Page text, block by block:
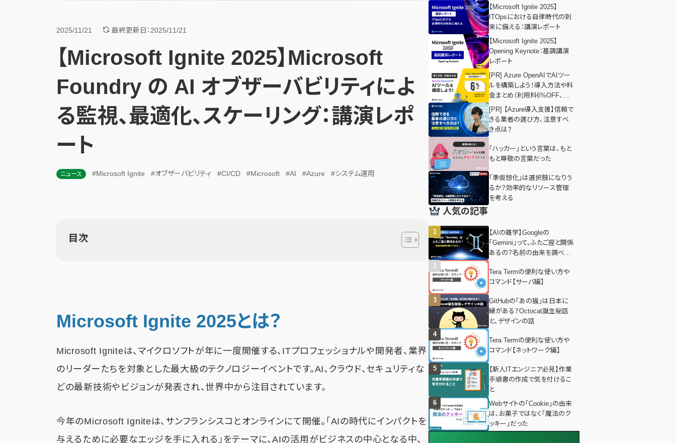
2025/11/21 最終更新日：2025/11/21
【Microsoft Ignite 2025】Microsoft
Foundry の AI オブザーバビリティによ
る監視、最適化、スケーリング：講演レポ
ート
ニュース #Microsoft Ignite #オブザーバビリティ #CI/CD #Microsoft #AI #Azure #システム運用
目次
Microsoft Ignite 2025とは？
Microsoft Igniteは、マイクロソフトが年に一度開催する、ITプロフェッショナルや開発者、業界
のリーダーたちを対象とした最大級のテクノロジーイベントです。AI、クラウド、セキュリティな
どの最新技術やビジョンが発表され、世界中から注目されています。
今年のMicrosoft Igniteは、サンフランシスコとオンラインにて開催。「AIの時代にインパクトを
与えるために必要なエッジを手に入れる」をテーマに、AIの活用がビジネスの中心となる中、
【Microsoft Ignite 2025】
ITOpsにおける自律時代の到
来に備える：講演レポート
【Microsoft Ignite 2025】
Opening Keynote：基調講演
レポート
[PR] Azure OpenAIでAIツー
ルを構築しよう！導入方法や料
金まとめ（利用料6%OFF、お
得情報あり）
[PR] 【Azure導入支援】信頼で
きる業者の選び方、注意すべ
き点は？
「ハッカー」という言葉は、もと
もと尊敬の言葉だった
「準仮想化」は選択肢になりう
るか？効率的なリソース管理
を考える
人気の記事
【AIの雑学】Googleの
「Gemini」って、ふたご座と関係
あるの？名前の由来を調べて
Tera Termの便利な使い方や
コマンド【サーバ編】
GitHubの「あの猫」は日本に
縁がある？Octocat誕生秘話
と、デザインの話
Tera Termの便利な使い方や
コマンド【ネットワーク編】
【新人ITエンジニア必見】作業
手順書の作成で気を付けるこ
と
Webサイトの「Cookie」の由来
は、お菓子ではなく「魔法のク
ッキー」だった